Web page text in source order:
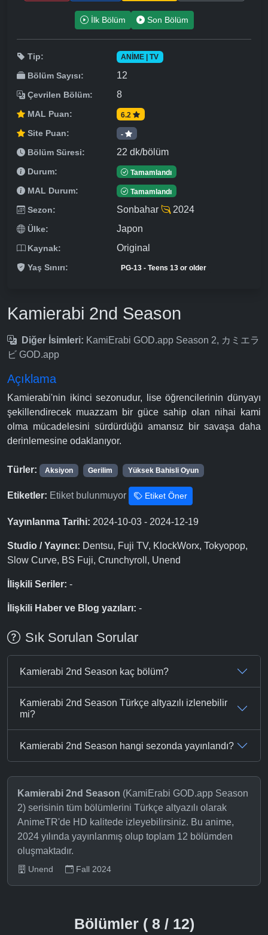
İlk Bölüm Son Bölüm
Tip: ANIME | TV
Bölüm Sayısı: 12
Çevrilen Bölüm: 8
MAL Puan: 6.2
Site Puan: -
Bölüm Süresi: 22 dk/bölüm
Durum: Tamamlandı
MAL Durum: Tamamlandı
Sezon: Sonbahar 2024
Ülke: Japon
Kaynak: Original
Yaş Sınırı: PG-13 - Teens 13 or older
Kamierabi 2nd Season
Diğer İsimleri: KamiErabi GOD.app Season 2, カミエラ
ビ GOD.app
Açıklama
Kamierabi'nin ikinci sezonudur, lise öğrencilerinin dünyayı
şekillendirecek muazzam bir güce sahip olan nihai kami
olma mücadelesini sürdürdüğü amansız bir savaşa daha
derinlemesine odaklanıyor.
Türler: Aksiyon Gerilim Yüksek Bahisli Oyun
Etiketler: Etiket bulunmuyor Etiket Öner
Yayınlanma Tarihi: 2024-10-03 - 2024-12-19
Studio / Yayıncı: Dentsu, Fuji TV, KlockWorx, Tokyopop,
Slow Curve, BS Fuji, Crunchyroll, Unend
İlişkili Seriler: -
İlişkili Haber ve Blog yazıları: -
Sık Sorulan Sorular
Kamierabi 2nd Season kaç bölüm?
Kamierabi 2nd Season Türkçe altyazılı izlenebilir
mi?
Kamierabi 2nd Season hangi sezonda yayınlandı?
Kamierabi 2nd Season (KamiErabi GOD.app Season
2) serisinin tüm bölümlerini Türkçe altyazılı olarak
AnimeTR'de HD kalitede izleyebilirsiniz. Bu anime,
2024 yılında yayınlanmış olup toplam 12 bölümden
oluşmaktadır.
Unend Fall 2024
Bölümler ( 8 / 12)